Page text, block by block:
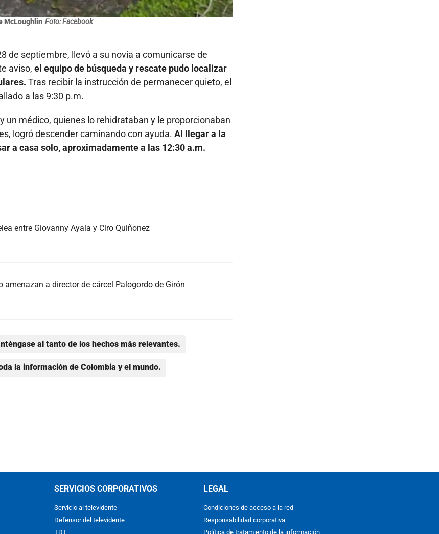
McLoughlin Foto: Facebook
de septiembre, llevó a su novia a comunicarse de
aviso, el equipo de búsqueda y rescate pudo localizar
Tras recibir la instrucción de permanecer quieto, el
a las 9:30 p.m.
un médico, quienes lo rehidrataban y le proporcionaban
logró descender caminando con ayuda. Al llegar a la
a casa solo, aproximadamente a las 12:30 a.m.
entre Giovanny Ayala y Ciro Quiñonez
a director de cárcel Palogordo de Girón
al tanto de los hechos más relevantes.
la información de Colombia y el mundo.
SERVICIOS CORPORATIVOS
Servicio al televidente
Defensor del televidente
TDT
LEGAL
Condiciones de acceso a la red
Responsabilidad corporativa
Política de tratamiento de la información